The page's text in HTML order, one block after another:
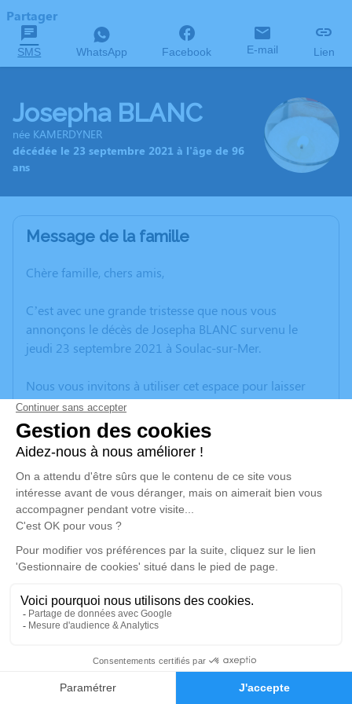
Faire-part Hommages
Partager
SMS WhatsApp Facebook E-mail Lien
Josepha BLANC
née KAMERDYNER
décédée le 23 septembre 2021 à l'âge de 96
ans
Message de la famille
Chère famille, chers amis,
C’est avec une grande tristesse que nous vous
annonçons le décès de Josepha BLANC survenu le
jeudi 23 septembre 2021 à Soulac-sur-Mer.
Nous vous invitons à utiliser cet espace pour laisser
vos condoléances, partager des photos souvenirs, une
anecdote ou exprimer vos pensées à travers des
poèmes ou des textes. Cet endroit est un lieu
d'expression dédié à honorer la mémoire de Josepha
BLANC.
Un service de plantation d’arbre hommage est
disponible ici.
Je rends hommage
Cérémonie religieuse
Église Saint Martin de Talais
33590 Talais